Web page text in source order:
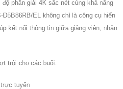
phân giải 4K sắc nét cùng khả năng
EL không chỉ là công cụ hiển
kết nối thông tin giữa giảng viên, nhân
trội cho các buổi:
tuyến